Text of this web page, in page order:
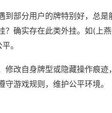
到部分用户的牌特别好，总是
？确实存在此类外挂。如(上
。
改自身牌型或隐藏操作痕迹
游戏规则，维护公平环境。